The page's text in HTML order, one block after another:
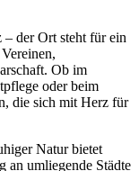
– der Ort steht für ein
Ob im
oder beim
die sich mit Herz für
Natur bietet
an umliegende Städte